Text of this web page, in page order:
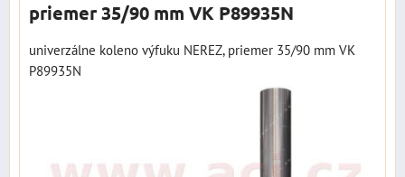
priemer 35/90 mm VK P89935N
univerzálne koleno výfuku NEREZ, priemer 35/90 mm VK
P89935N